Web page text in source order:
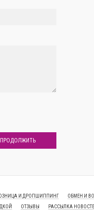
ПРОДОЛЖИТЬ
И ДРОПШИППИНГ ОБМЕН И
ОТЗЫВЫ РАССЫЛКА